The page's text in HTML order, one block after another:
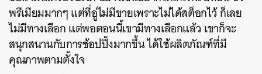
พรีเมียมมากๆ แต่ที่อู่ไม่มีขายเพราะไม่ได้สต็อกไว้ ก็เลย
ไม่มีทางเลือก แต่พอตอนนี้เขามีทางเลือกแล้ว เขาก็จะ
สนุกสนานกับการช้อปปิ้งมากขึ้น ได้ใช้ผลิตภัณฑ์ที่มี
คุณภาพตามตั้งใจ